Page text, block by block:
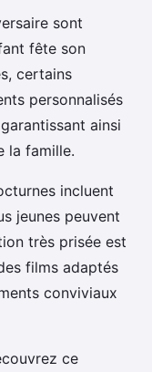
sont
fête son
certains
personnalisés
ainsi
la famille.
incluent
jeunes peuvent
très prisée est
films adaptés
conviviaux
ce